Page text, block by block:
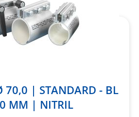
| STANDARD - BL
MM | NITRIL